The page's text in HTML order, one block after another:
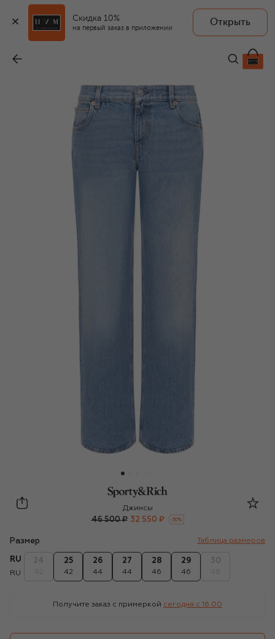
Скидка 10%
на первый заказ в приложении
Открыть
Sporty and Rich
Джинсы
46 500 ₽ 32 550 ₽ -30%
Размер Таблица размеров
RU
RU
25
42
26
44
27
44
28
46
29
46
Получите заказ с примеркой сегодня c 16:00